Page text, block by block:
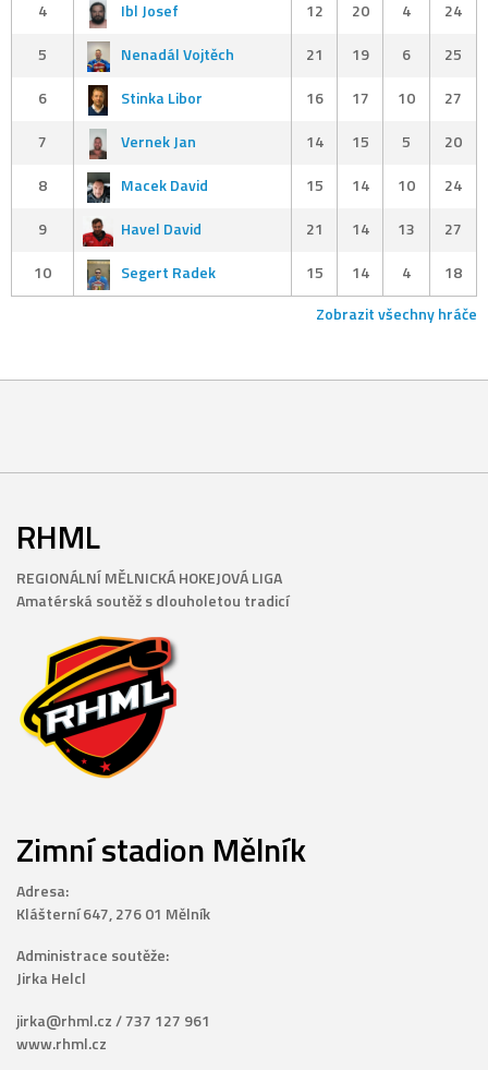
4
Ibl Josef 12 20 4
24
5
Nenadál Vojtěch 21 19 6
25
6
Stinka Libor 16 17 10
27
7
Vernek Jan 14 15 5
20
8
Macek David 15 14 10
24
9
Havel David 21 14 13
27
10
Segert Radek 15 14 4
18
Zobrazit všechny hráče
RHML
REGIONÁLNÍ MĚLNICKÁ HOKEJOVÁ LIGA
Amatérská soutěž s dlouholetou tradicí
Zimní stadion Mělník
Adresa:
Klášterní 647, 276 01 Mělník
Administrace soutěže:
Jirka Helcl
jirka@rhml.cz / 737 127 961
www.rhml.cz